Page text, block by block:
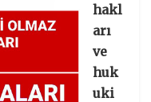
hakl
arı
ve
huk
uki